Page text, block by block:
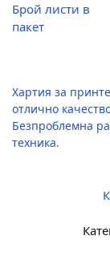
Брой листи в
пакет
Хартия за
отлично
Безпроблемна
техника.